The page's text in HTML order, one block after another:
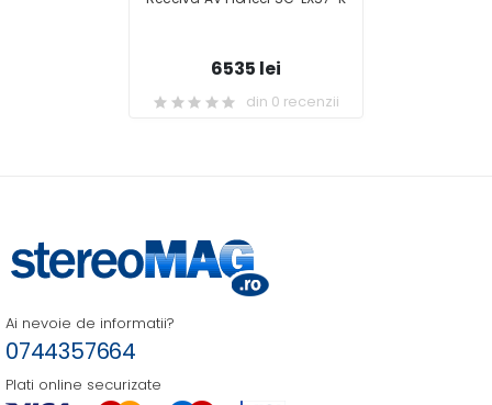
6535 lei
din 0 recenzii
Ai nevoie de informatii?
0744357664
Plati online securizate